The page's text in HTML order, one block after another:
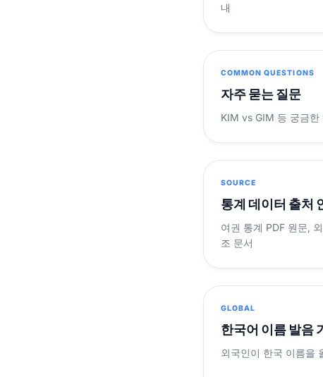
내
COMMON QUESTIONS
자주 묻는 질문
KIM vs GIM 등 궁금한
SOURCE
통계 데이터 출처
여권 통계 PDF 원문,
조 문서
GLOBAL
한국어 이름 발음
외국인이 한국 이름을